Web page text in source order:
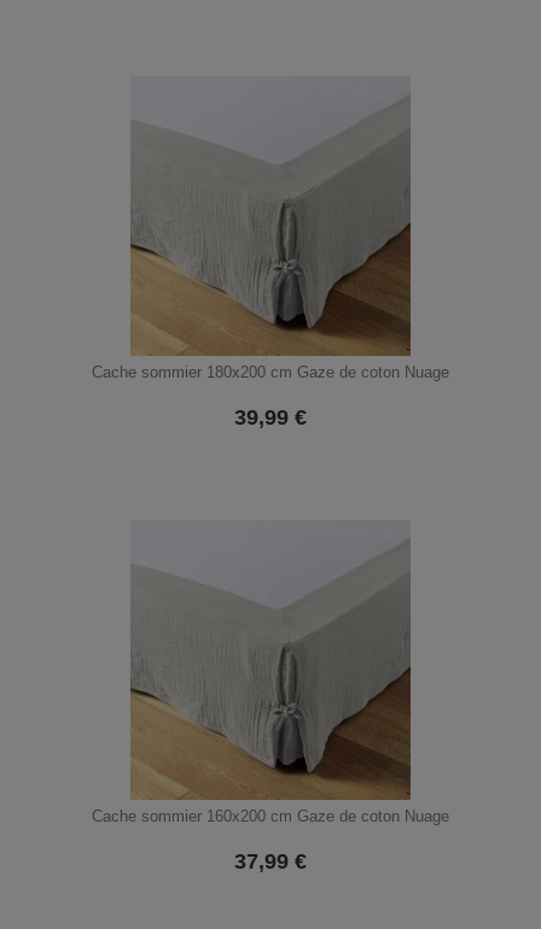
Cache sommier 180x200 cm Gaze de coton Nuage
39,99 €
Cache sommier 160x200 cm Gaze de coton Nuage
37,99 €